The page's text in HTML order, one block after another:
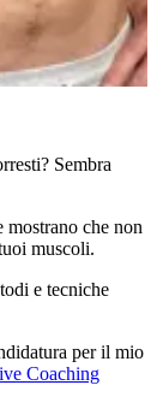
Sembra
che non
muscoli.
e tecniche
per il mio
Coaching